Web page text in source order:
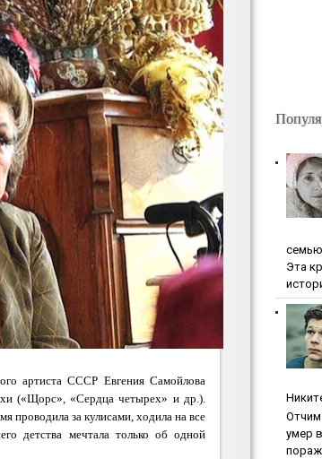
артиста СССР Евгения Самойлова
(«Щорс», «Сердца четырех» и др.).
проводила за кулисами, ходила на все
детства мечтала только об одной
ceмью
Эта
умep